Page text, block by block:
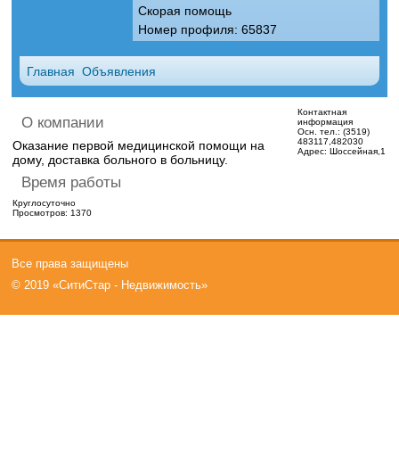
Скорая помощь
Номер профиля: 65837
Главная Объявления
О компании
Оказание первой медицинской помощи на
дому, доставка больного в больницу.
Время работы
Круглосуточно
Просмотров: 1370
Контактная
информация
Осн. тел.:(3519)
483117,482030
Адрес:Шоссейная,1
Все права защищены
© 2019 «СитиСтар - Недвижимость»